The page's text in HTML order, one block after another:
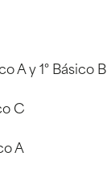
A y 1° Básico B
C
A